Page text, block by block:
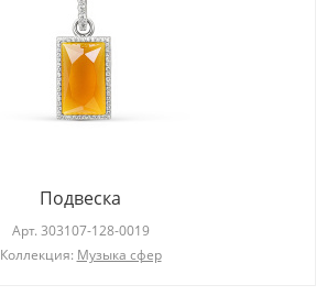
Подвеска
Арт. 303107-128-0019
Коллекция: Музыка сфер